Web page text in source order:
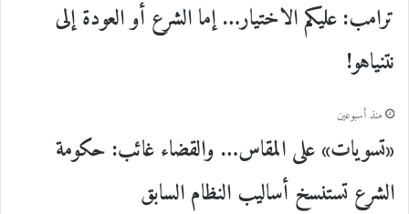
ترامب: عليكم الاختيار… إما الشرع أو العودة إلى
نتنياهو!
منذ أسبوعين
«تسويات» على المقاس… والقضاء غائب: حكومة
الشرع تستنسخ أساليب النظام السابق